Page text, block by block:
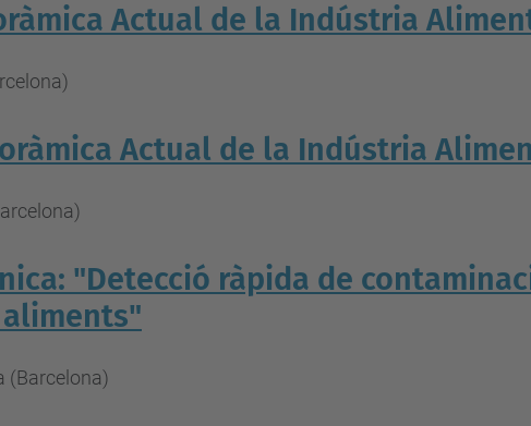
Actual de la Indústria
Actual de la Indústria
"Detecció ràpida de
(Barcelona)